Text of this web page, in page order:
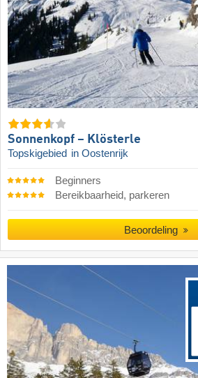
Sonnenkopf – Klösterle
Topskigebied in Oostenrijk
Beginners
Bereikbaarheid, parkeren
Beoordeling